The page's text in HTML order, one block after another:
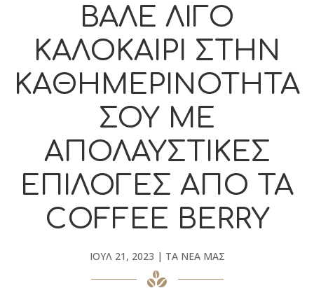
ΒΆΛΕ ΛΊΓΟ
ΚΑΛΟΚΑΊΡΙ ΣΤΗΝ
ΚΑΘΗΜΕΡΙΝΌΤΗΤΆ
ΣΟΥ ΜΕ
ΑΠΟΛΑΥΣΤΙΚΈΣ
ΕΠΙΛΟΓΈΣ ΑΠΌ ΤΑ
COFFEE BERRY
ΙΟΎΛ 21, 2023 | ΤΑ ΝΈΑ ΜΑΣ